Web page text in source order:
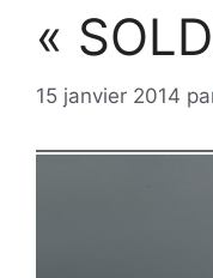
«
15 janvier 2014